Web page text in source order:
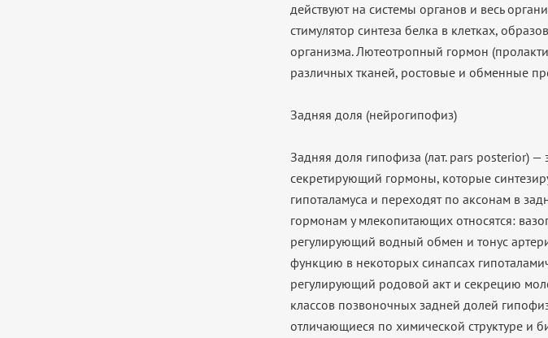
действуют на системы органов и весь
стимулятор синтеза белка в клетках,
организма. Лютеотропный гормон
различных тканей, ростовые и обменные
Задняя доля (нейрогипофиз)
Задняя доля гипофиза (лат. pars posterior)
секретирующий гормоны, которые
гипоталамуса и переходят по аксонам в
гормонам у млекопитающих относятся:
регулирующий водный обмен и тонус
функцию в некоторых синапсах
регулирующий родовой акт и секрецию
классов позвоночных задней долей
отличающиеся по химической структуре и